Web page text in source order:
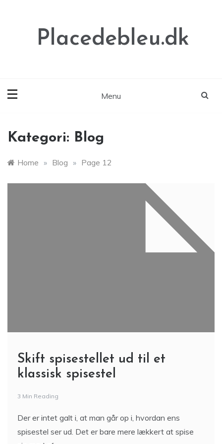
Placedebleu.dk
Menu
Kategori: Blog
Home » Blog » Page 12
Skift spisestellet ud til et
klassisk spisestel
3 Min Reading
Der er intet galt i, at man går op i, hvordan ens
spisestel ser ud. Det er bare mere lækkert at spise